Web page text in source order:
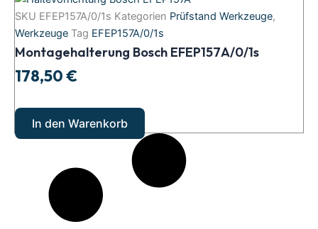
SKU EFEP157A/0/1s Kategorien Prüfstand Werkzeuge,
Werkzeuge Tag EFEP157A/0/1s
Montagehalterung Bosch EFEP157A/0/1s
178,50€
Bosch
EFEP157A/0/1s
Menge
In den Warenkorb